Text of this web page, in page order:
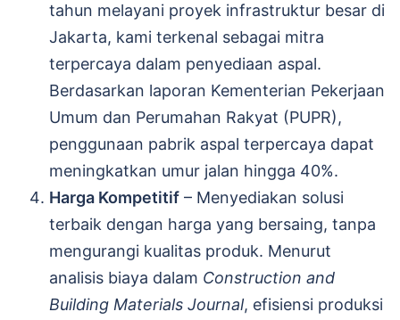
tahun melayani proyek infrastruktur besar di
Jakarta, kami terkenal sebagai mitra
terpercaya dalam penyediaan aspal.
Berdasarkan laporan Kementerian Pekerjaan
Umum dan Perumahan Rakyat (PUPR),
penggunaan pabrik aspal terpercaya dapat
meningkatkan umur jalan hingga 40%.
Harga Kompetitif – Menyediakan solusi
terbaik dengan harga yang bersaing, tanpa
mengurangi kualitas produk. Menurut
analisis biaya dalam Construction and
Building Materials Journal, efisiensi produksi